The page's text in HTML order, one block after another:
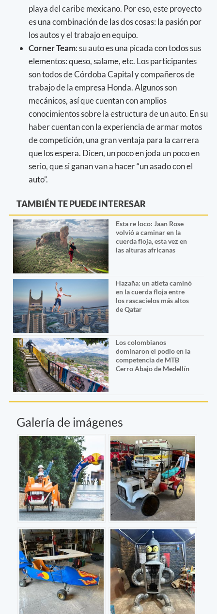
playa del caribe mexicano. Por eso, este proyecto
es una combinación de las dos cosas: la pasión por
los autos y el trabajo en equipo.
Corner Team: su auto es una picada con todos sus
elementos: queso, salame, etc. Los participantes
son todos de Córdoba Capital y compañeros de
trabajo de la empresa Honda. Algunos son
mecánicos, así que cuentan con amplios
conocimientos sobre la estructura de un auto. En su
haber cuentan con la experiencia de armar motos
de competición, una gran ventaja para la carrera
que los espera. Dicen, un poco en joda un poco en
serio, que si ganan van a hacer “un asado con el
auto”.
TAMBIÉN TE PUEDE INTERESAR
Esta re loco: Jaan Rose
volvió a caminar en la
cuerda floja, esta vez en
las alturas africanas
Hazaña: un atleta caminó
en la cuerda floja entre
los rascacielos más altos
de Qatar
Los colombianos
dominaron el podio en la
competencia de MTB
Cerro Abajo de Medellín
Galería de imágenes